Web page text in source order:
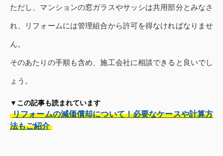
ただし、マンションの窓ガラスやサッシは共用部分とみなさ
れ、リフォームには管理組合から許可を得なければなりませ
ん。
そのあたりの手順も含め、施工会社に相談できると良いでし
ょう。
▼この記事も読まれています
リフォームの減価償却について！必要なケースや計算方
法もご紹介